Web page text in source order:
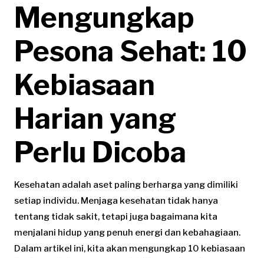
Mengungkap
Pesona Sehat: 10
Kebiasaan
Harian yang
Perlu Dicoba
Kesehatan adalah aset paling berharga yang dimiliki
setiap individu. Menjaga kesehatan tidak hanya
tentang tidak sakit, tetapi juga bagaimana kita
menjalani hidup yang penuh energi dan kebahagiaan.
Dalam artikel ini, kita akan mengungkap 10 kebiasaan